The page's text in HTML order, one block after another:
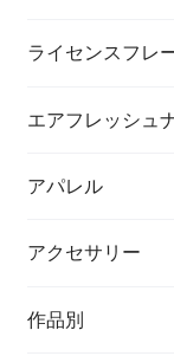
ライセンスフレ
エアフレッシュ
アパレル
アクセサリー
作品別